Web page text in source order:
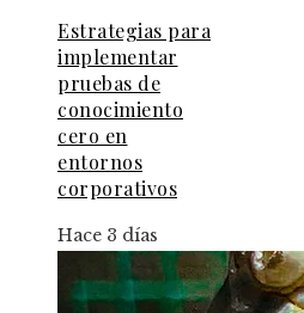
Estrategias para
implementar
pruebas de
conocimiento
cero en
entornos
corporativos
Hace 3 días